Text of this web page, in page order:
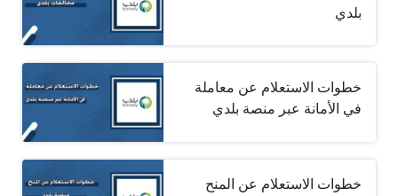
بلدي
خطوات الاستعلام عن معاملة
في الأمانة عبر منصة بلدي
خطوات الاستعلام عن المنح